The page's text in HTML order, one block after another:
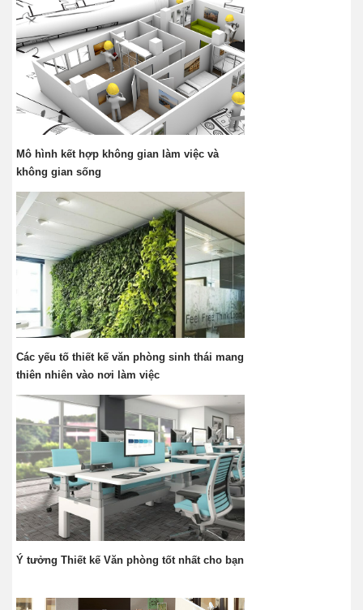
Mô hình kết hợp không gian làm việc và
không gian sống
Các yếu tố thiết kế văn phòng sinh thái mang
thiên nhiên vào nơi làm việc
Ý tưởng Thiết kế Văn phòng tốt nhất cho bạn